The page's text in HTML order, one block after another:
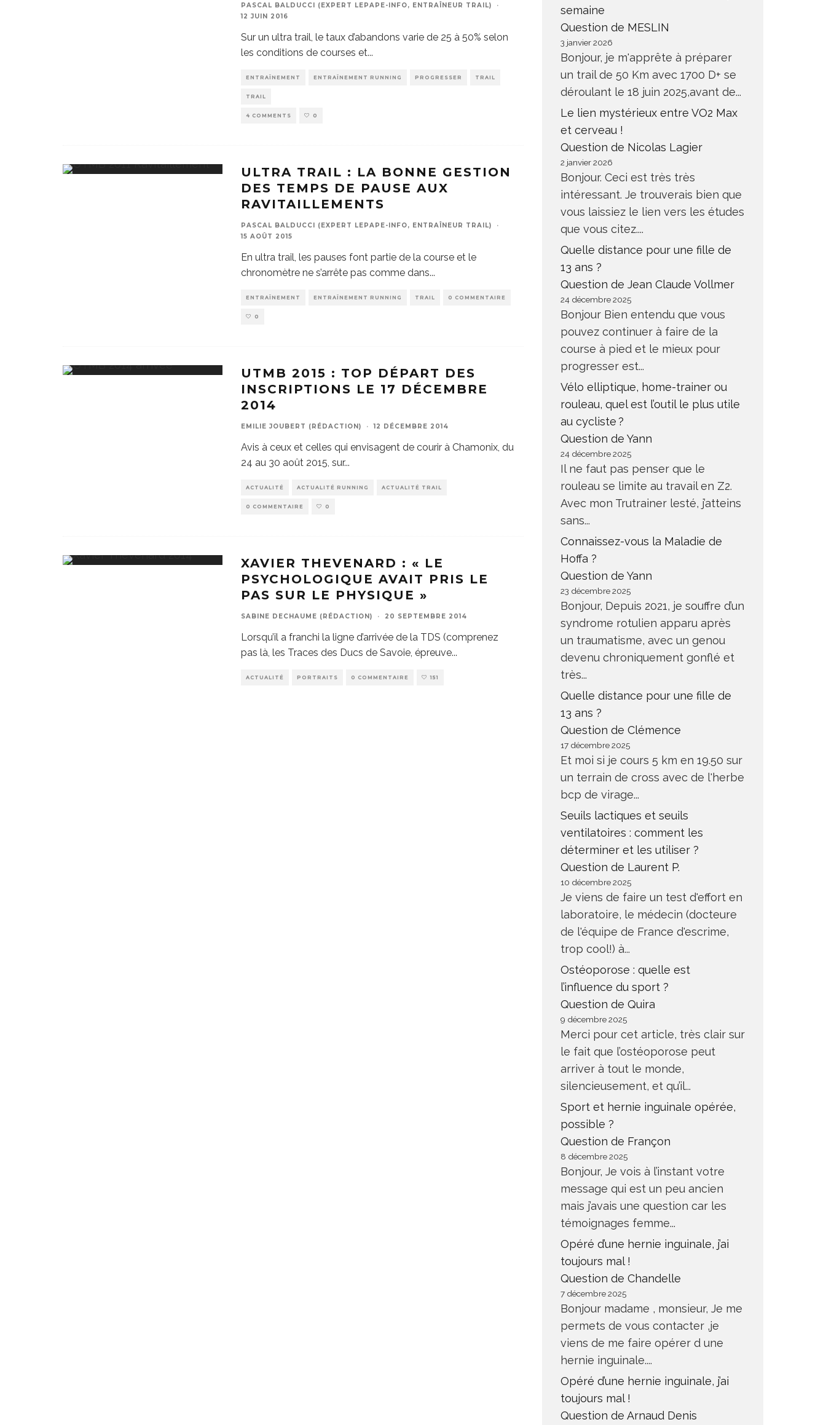
PASCAL BALDUCCI (EXPERT LEPAPE-INFO, ENTRAÎNEUR TRAIL)
·
12 JUIN 2016
Sur un ultra trail, le taux d’abandons varie de 25 à 50% selon
les conditions de courses et...
ENTRAÎNEMENT ENTRAÎNEMENT RUNNING PROGRESSER TRAIL
TRAIL
4 COMMENTS 0
ULTRA TRAIL : LA BONNE GESTION
DES TEMPS DE PAUSE AUX
RAVITAILLEMENTS
PASCAL BALDUCCI (EXPERT LEPAPE-INFO, ENTRAÎNEUR TRAIL)
·
15 AOÛT 2015
En ultra trail, les pauses font partie de la course et le
chronomètre ne s’arrête pas comme dans...
ENTRAÎNEMENT ENTRAÎNEMENT RUNNING TRAIL 0 COMMENTAIRE
0
UTMB 2015 : TOP DÉPART DES
INSCRIPTIONS LE 17 DÉCEMBRE
2014
EMILIE JOUBERT (RÉDACTION) · 12 DÉCEMBRE 2014
Avis à ceux et celles qui envisagent de courir à Chamonix, du
24 au 30 août 2015, sur...
ACTUALITÉ ACTUALITÉ RUNNING ACTUALITÉ TRAIL
0 COMMENTAIRE 0
XAVIER THEVENARD : « LE
PSYCHOLOGIQUE AVAIT PRIS LE
PAS SUR LE PHYSIQUE »
SABINE DECHAUME (RÉDACTION) · 20 SEPTEMBRE 2014
Lorsqu’il a franchi la ligne d’arrivée de la TDS (comprenez
pas là, les Traces des Ducs de Savoie, épreuve...
ACTUALITÉ PORTRAITS 0 COMMENTAIRE 151
semaine
Question de MESLIN
3 janvier 2026
Bonjour, je m'apprête à préparer
un trail de 50 Km avec 1700 D+ se
déroulant le 18 juin 2025,avant de...
Le lien mystérieux entre VO2 Max
et cerveau !
Question de Nicolas Lagier
2 janvier 2026
Bonjour. Ceci est très très
intéressant. Je trouverais bien que
vous laissiez le lien vers les études
que vous citez....
Quelle distance pour une fille de
13 ans ?
Question de Jean Claude Vollmer
24 décembre 2025
Bonjour Bien entendu que vous
pouvez continuer à faire de la
course à pied et le mieux pour
progresser est...
Vélo elliptique, home-trainer ou
rouleau, quel est l’outil le plus utile
au cycliste ?
Question de Yann
24 décembre 2025
Il ne faut pas penser que le
rouleau se limite au travail en Z2.
Avec mon Trutrainer lesté, j’atteins
sans...
Connaissez-vous la Maladie de
Hoffa ?
Question de Yann
23 décembre 2025
Bonjour, Depuis 2021, je souffre d’un
syndrome rotulien apparu après
un traumatisme, avec un genou
devenu chroniquement gonflé et
très...
Quelle distance pour une fille de
13 ans ?
Question de Clémence
17 décembre 2025
Et moi si je cours 5 km en 19.50 sur
un terrain de cross avec de l'herbe
bcp de virage...
Seuils lactiques et seuils
ventilatoires : comment les
déterminer et les utiliser ?
Question de Laurent P.
10 décembre 2025
Je viens de faire un test d'effort en
laboratoire, le médecin (docteure
de l'équipe de France d'escrime,
trop cool!) à...
Ostéoporose : quelle est
l’influence du sport ?
Question de Quira
9 décembre 2025
Merci pour cet article, très clair sur
le fait que l’ostéoporose peut
arriver à tout le monde,
silencieusement, et qu’il...
Sport et hernie inguinale opérée,
possible ?
Question de Françon
8 décembre 2025
Bonjour, Je vois à l’instant votre
message qui est un peu ancien
mais j’avais une question car les
témoignages femme...
Opéré d’une hernie inguinale, j’ai
toujours mal !
Question de Chandelle
7 décembre 2025
Bonjour madame , monsieur, Je me
permets de vous contacter ,je
viens de me faire opérer d une
hernie inguinale....
Opéré d’une hernie inguinale, j’ai
toujours mal !
Question de Arnaud Denis